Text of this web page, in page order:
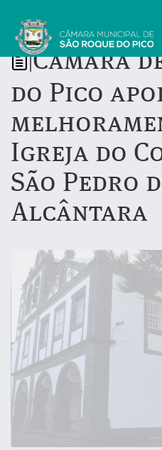
Câmara
do Pico
Igreja do
São Pedro
Alcântara